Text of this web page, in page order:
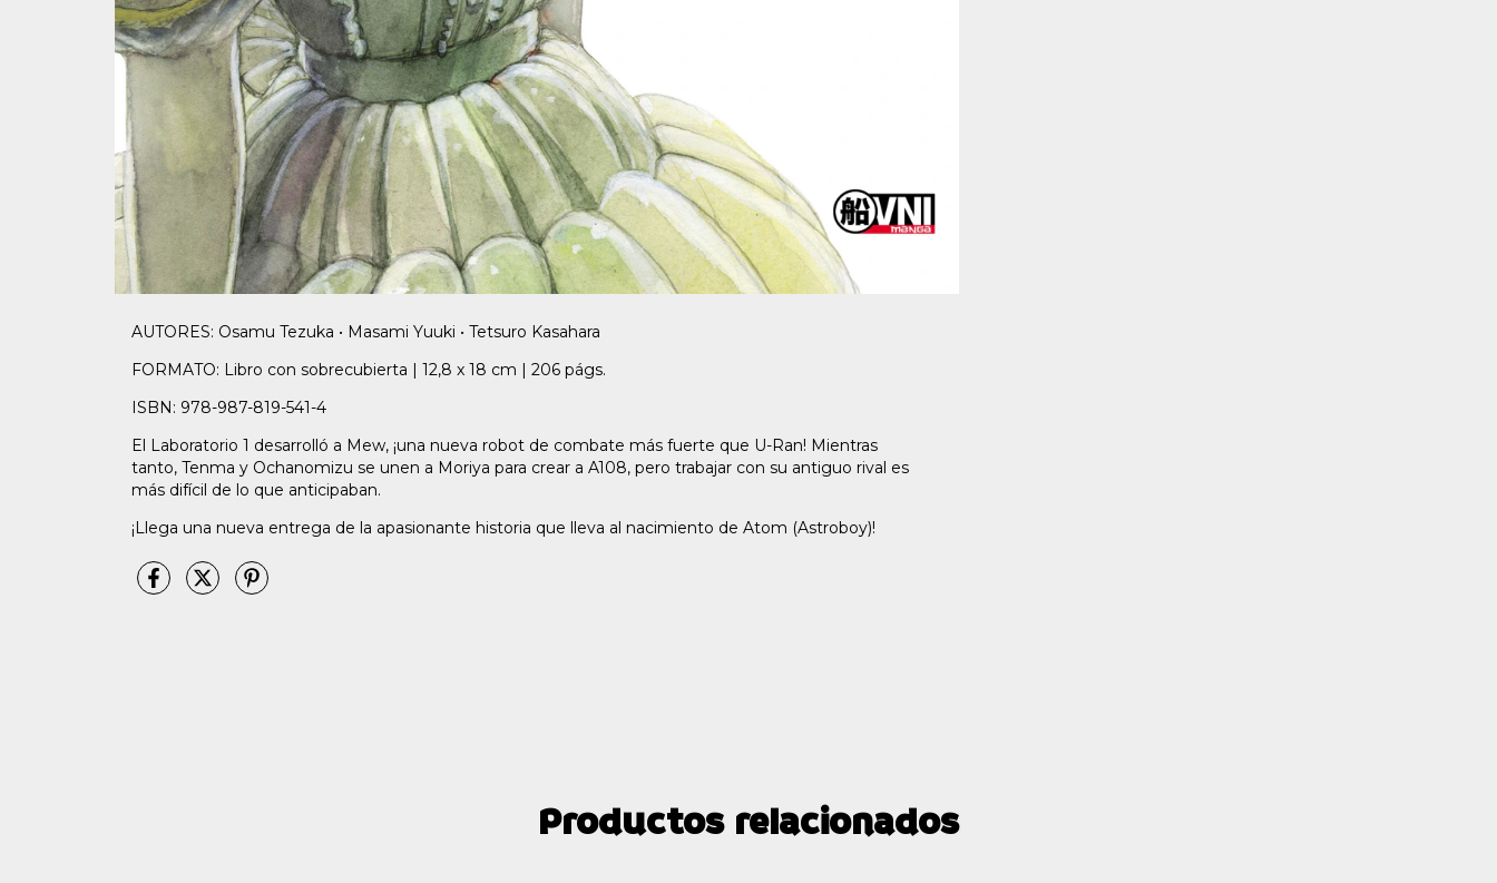
AUTORES: Osamu Tezuka • Masami Yuuki • Tetsuro Kasahara
FORMATO: Libro con sobrecubierta | 12,8 x 18 cm | 206 págs.
ISBN: 978-987-819-541-4
El Laboratorio 1 desarrolló a Mew, ¡una nueva robot de combate más fuerte que U-Ran! Mientras
tanto, Tenma y Ochanomizu se unen a Moriya para crear a A108, pero trabajar con su antiguo rival es
más difícil de lo que anticipaban.
¡Llega una nueva entrega de la apasionante historia que lleva al nacimiento de Atom (Astroboy)!
Productos relacionados